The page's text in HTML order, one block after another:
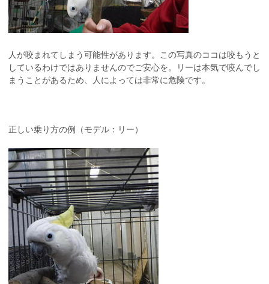
人が咬まれてしまう可能性があります。この写真のココは咬もうと
しているわけではありませんのでご安心を。リーは本気で咬んでし
まうことがあるため、人によっては非常に危険です。
正しい乗り方の例（モデル：リー）